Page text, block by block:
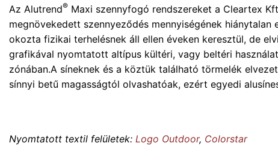
Az Alutrend® Maxi szennyfogó rendszereket a Cleartex
megnövekedett szennyeződés mennyiségének
okozta fizikai terhelésnek áll ellen éveken keresztül, de
grafikával nyomtatott altípus kültéri, vagy beltéri
zónában.A síneknek és a köztük található törmelék
sínnyi betű magasságtól olvashatóak, ezért egyedi
Nyomtatott textil felületek: Logo Outdoor, Colorstar